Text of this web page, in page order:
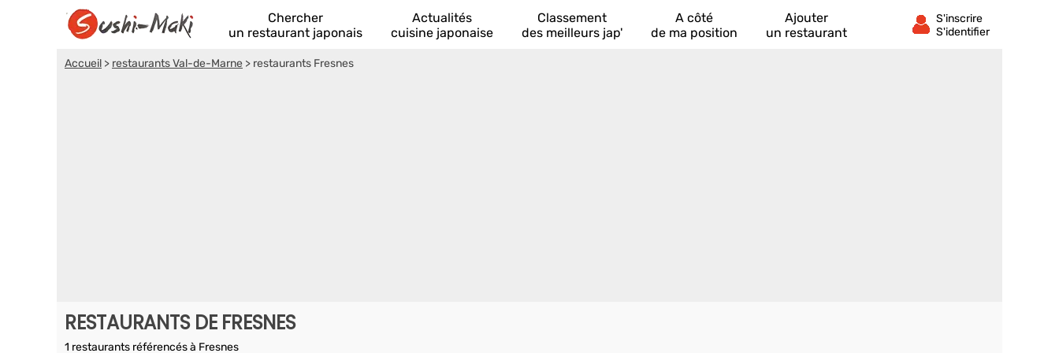
Chercher
un restaurant japonais
Actualités
cuisine japonaise
Classement
des meilleurs jap'
A côté
de ma position
Ajouter
un restaurant
Accueil > restaurants Val-de-Marne > restaurants Fresnes
RESTAURANTS DE FRESNES
1 restaurants référencés à Fresnes